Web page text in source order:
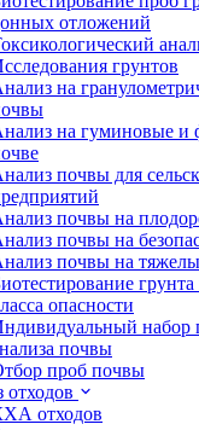
отложений
грунтов
на
на гуминовые и
почвы для
почвы на
почвы на
почвы на
опасности
набор
почвы
проб почвы
отходов
отходов